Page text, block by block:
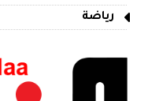
رياضة